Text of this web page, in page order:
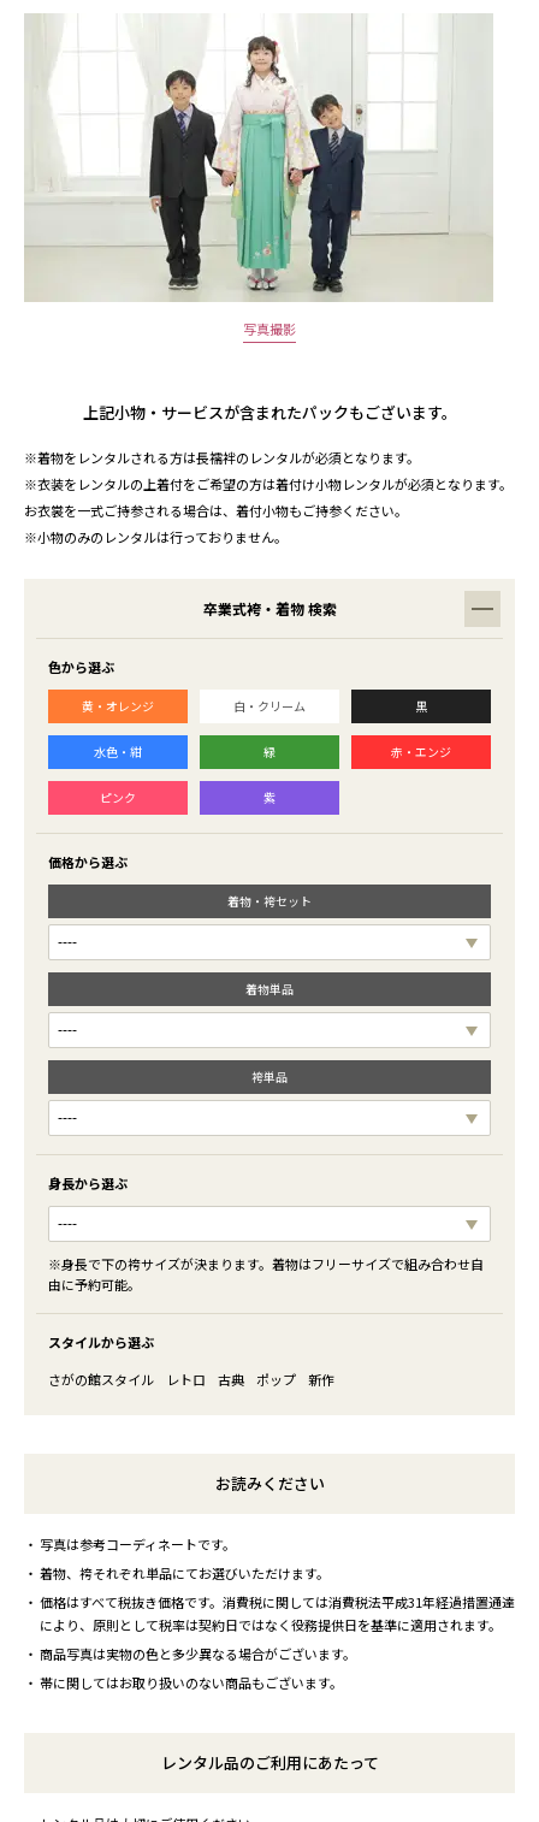
写真撮影
上記小物・サービスが含まれたパックもございます。
※着物をレンタルされる方は長襦袢のレンタルが必須となります。
※衣装をレンタルの上着付をご希望の方は着付け小物レンタルが必須となります。
お衣裳を一式ご持参される場合は、着付小物もご持参ください。
※小物のみのレンタルは行っておりません。
卒業式袴・着物 検索
色から選ぶ
黄・オレンジ 白・クリーム 黒
水色・紺 緑 赤・エンジ
ピンク 紫
価格から選ぶ
着物・袴セット
着物単品
袴単品
身長から選ぶ
※身長で下の袴サイズが決まります。着物はフリーサイズで組み合わせ自
由に予約可能。
スタイルから選ぶ
さがの館スタイル
レトロ 古典 ポップ 新作
お読みください
写真は参考コーディネートです。
着物、袴それぞれ単品にてお選びいただけます。
価格はすべて税抜き価格です。消費税に関しては消費税法平成31年経過措置通達
により、原則として税率は契約日ではなく役務提供日を基準に適用されます。
商品写真は実物の色と多少異なる場合がございます。
帯に関してはお取り扱いのない商品もございます。
レンタル品のご利用にあたって